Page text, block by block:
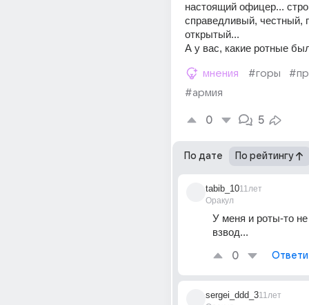
настоящий офицер...
справедливый, честный,
открытый...
А у вас, какие ротные
мнения #горы
#армия
0 5
По дате По рейтингу
tabib_10
Оракул
11лет
У меня и роты-то
взвод...
0
sergei_ddd_311лет